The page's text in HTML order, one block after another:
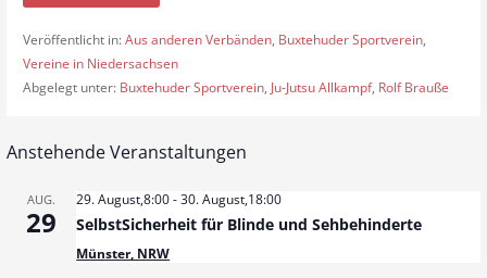
Veröffentlicht in:Aus anderen Verbänden, Buxtehuder Sportverein,
Vereine in Niedersachsen
Abgelegt unter: Buxtehuder Sportverein, Ju-Jutsu Allkampf, Rolf Brauße
Anstehende Veranstaltungen
AUG.
29
29. August,8:00-30. August,18:00
SelbstSicherheit für Blinde und Sehbehinderte
Münster, NRW